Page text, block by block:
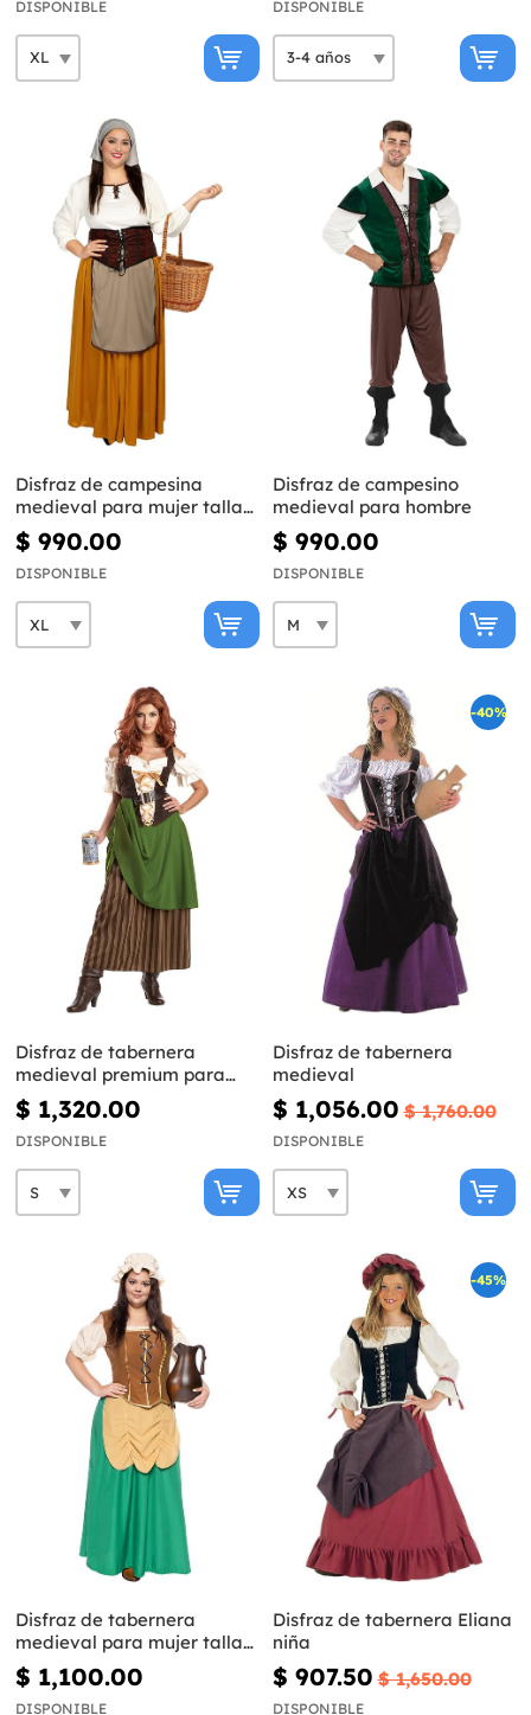
DISPONIBLE DISPONIBLE
Disfraz de campesina
medieval para mujer talla
grande
$ 990.00
DISPONIBLE
Disfraz de campesino
medieval para hombre
$ 990.00
DISPONIBLE
Disfraz de tabernera
medieval premium para
mujer
$ 1,320.00
DISPONIBLE
-40%
Disfraz de tabernera
medieval
$ 1,056.00 $ 1,760.00
DISPONIBLE
Disfraz de tabernera
medieval para mujer talla
grande
$ 1,100.00
DISPONIBLE
-45%
Disfraz de tabernera Eliana
niña
$ 907.50 $ 1,650.00
DISPONIBLE